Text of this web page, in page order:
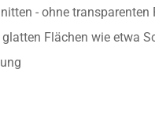
- ohne transparenten
Flächen wie etwa